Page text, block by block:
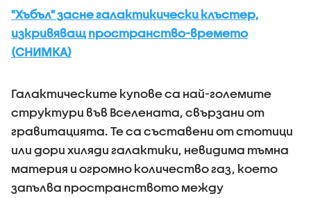
"Хъбъл" засне галактикически клъстер,
изкривяващ пространство-времето
(СНИМКА)
Галактическите купове са най-големите
структури във Вселената, свързани от
гравитацията. Те са съставени от стотици
или дори хиляди галактики, невидима тъмна
материя и огромно количество газ, което
запълва пространството между